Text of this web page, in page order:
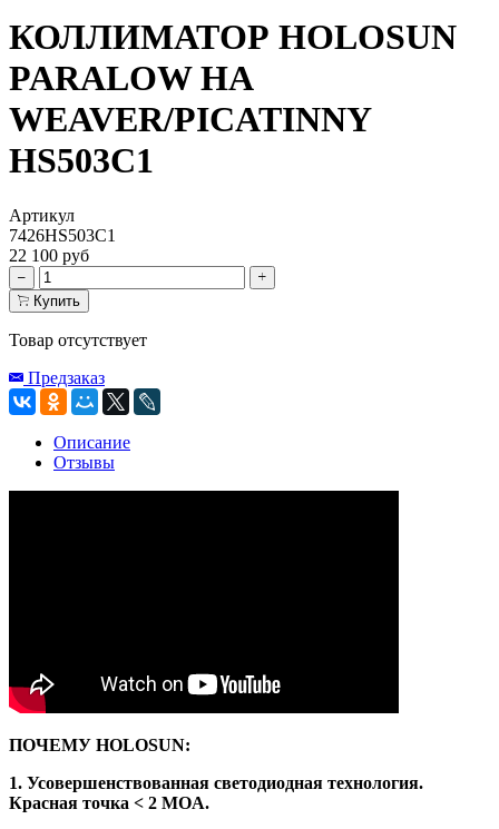
КОЛЛИМАТОР HOLOSUN
PARALOW НА
WEAVER/PICATINNY
HS503C1
Артикул
7426HS503C1
22 100 руб
Купить
Товар отсутствует
Предзаказ
Описание
Отзывы
ПОЧЕМУ HOLOSUN:
1. Усовершенствованная светодиодная технология.
Красная точка < 2 MOA.